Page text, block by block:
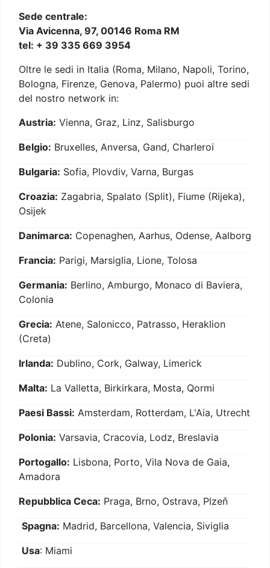
Sede centrale:
Via Avicenna, 97, 00146 Roma RM
tel: + 39 335 669 3954
Oltre le sedi in Italia (Roma, Milano, Napoli, Torino,
Bologna, Firenze, Genova, Palermo) puoi altre sedi
del nostro network in:
Austria: Vienna, Graz, Linz, Salisburgo
Belgio: Bruxelles, Anversa, Gand, Charleroi
Bulgaria: Sofia, Plovdiv, Varna, Burgas
Croazia: Zagabria, Spalato (Split), Fiume (Rijeka),
Osijek
Danimarca: Copenaghen, Aarhus, Odense, Aalborg
Francia: Parigi, Marsiglia, Lione, Tolosa
Germania: Berlino, Amburgo, Monaco di Baviera,
Colonia
Grecia: Atene, Salonicco, Patrasso, Heraklion
(Creta)
Irlanda: Dublino, Cork, Galway, Limerick
Malta: La Valletta, Birkirkara, Mosta, Qormi
Paesi Bassi: Amsterdam, Rotterdam, L'Aia, Utrecht
Polonia: Varsavia, Cracovia, Lodz, Breslavia
Portogallo: Lisbona, Porto, Vila Nova de Gaia,
Amadora
Repubblica Ceca: Praga, Brno, Ostrava, Plzeň
Spagna: Madrid, Barcellona, Valencia, Siviglia
Usa: Miami